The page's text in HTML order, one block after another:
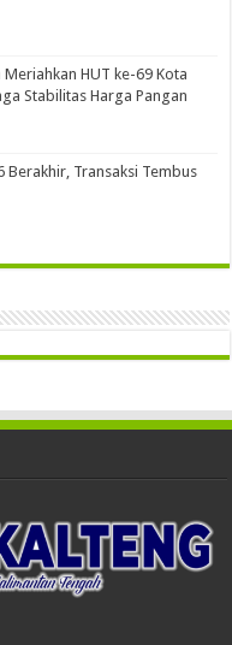
HUT ke-69 Kota
Stabilitas Harga Pangan
Berakhir, Transaksi Tembus